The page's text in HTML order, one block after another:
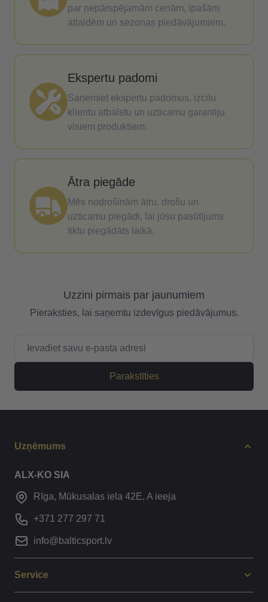
par nepārspējamām cenām, īpašām
atlaidēm un sezonas piedāvājumiem.
Ekspertu padomi
Saņemiet ekspertu padomus, izcilu
klientu atbalstu un uzticamu garantiju
visiem produktiem.
Ātra piegāde
Mēs nodrošinām ātru, drošu un
uzticamu piegādi, lai jūsu pasūtījums
tiktu piegādāts laikā.
Uzzini pirmais par jaunumiem
Pieraksties, lai saņemtu izdevīgus piedāvājumus.
Parakstīties
Uzņēmums
ALX-KO SIA
Rīga, Mūkusalas iela 42E, A ieeja
+371 277 297 71
info@balticsport.lv
Service